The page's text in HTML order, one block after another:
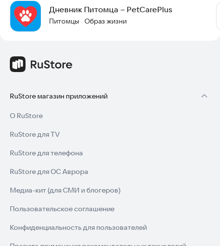
Дневник Питомца – PetCarePlus
Питомцы · Образ жизни
RuStore магазин приложений
О RuStore
RuStore для TV
RuStore для телефона
RuStore для ОС Аврора
Медиа-кит (для СМИ и блогеров)
Пользовательское соглашение
Конфиденциальность для пользователей